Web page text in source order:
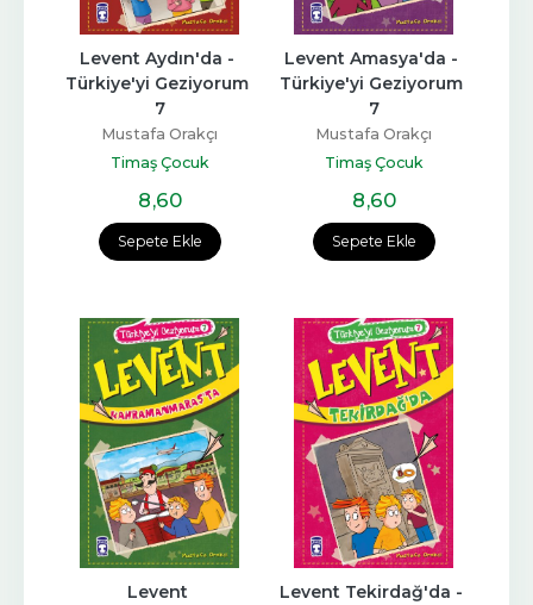
Sepete Ekle
Levent Aydın'da -
Türkiye'yi Geziyorum
7
Mustafa Orakçı
Timaş Çocuk
8,60
Sepete Ekle
Levent Amasya'da -
Türkiye'yi Geziyorum
7
Mustafa Orakçı
Timaş Çocuk
8,60
Levent
Levent Tekirdağ'da -